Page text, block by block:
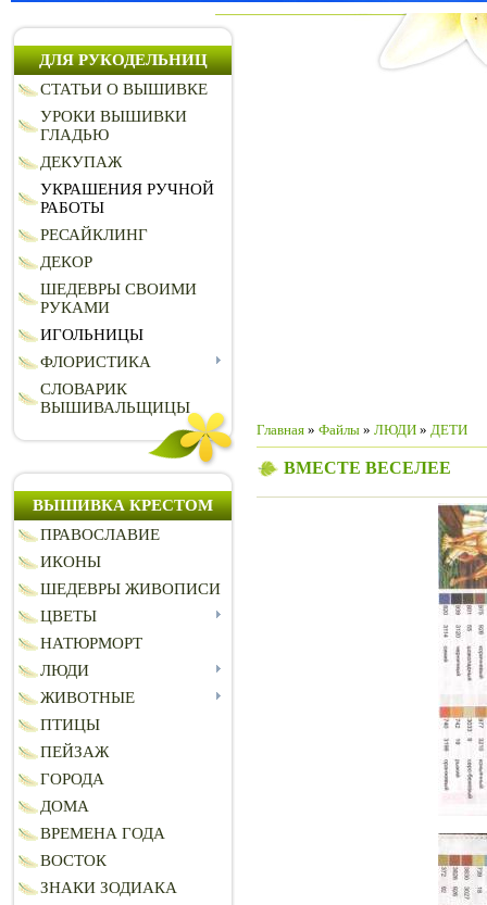
ДЛЯ РУКОДЕЛЬНИЦ
СТАТЬИ О ВЫШИВКЕ
УРОКИ ВЫШИВКИ
ГЛАДЬЮ
ДЕКУПАЖ
УКРАШЕНИЯ РУЧНОЙ
РАБОТЫ
РЕСАЙКЛИНГ
ДЕКОР
ШЕДЕВРЫ СВОИМИ
РУКАМИ
ИГОЛЬНИЦЫ
ФЛОРИСТИКА
СЛОВАРИК
ВЫШИВАЛЬЩИЦЫ
ВЫШИВКА КРЕСТОМ
ПРАВОСЛАВИЕ
ИКОНЫ
ШЕДЕВРЫ ЖИВОПИСИ
ЦВЕТЫ
НАТЮРМОРТ
ЛЮДИ
ЖИВОТНЫЕ
ПТИЦЫ
ПЕЙЗАЖ
ГОРОДА
ДОМА
ВРЕМЕНА ГОДА
ВОСТОК
ЗНАКИ ЗОДИАКА
Главная » Файлы » ЛЮДИ » ДЕТИ
ВМЕСТЕ ВЕСЕЛЕЕ